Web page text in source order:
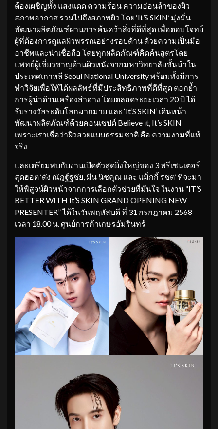
ต้องเผชิญทั้ง แสงแดด ความร้อน ความอ่อนล้าของผิว
สภาพอากาศ รวมไปถึงสภาพผิว โดย ‘It’S SKIN’ มุ่งมั่น
พัฒนาผลิตภัณฑ์ผ่านการค้นคว้าสิ่งที่ดีที่สุด เพื่อตอบโจทย์
ผู้ที่ต้องการดูแลผิวพรรณอย่างรอบด้าน ด้วยความเป็นมือ
อาชีพและน่าเชื่อถือ โดยทุกผลิตภัณฑ์คิดค้นสูตรโดย
แพทย์ผู้เชี่ยวชาญด้านผิวหนังจากมหาวิทยาลัยชั้นนำใน
ประเทศเกาหลี Seoul National University พร้อมทั้งมีการ
ทำวิจัยเพื่อให้ได้ผลลัพธ์ที่มีประสิทธิภาพที่ดีที่สุด ตอกย้ำ
การผู้นำด้านเครื่องสำอาง โดยตลอดระยะเวลา 20 ปี ได้
รับรางวัลระดับโลกมากมาย และ ‘It’S SKIN’ เดินหน้า
พัฒนาผลิตภัณฑ์ด้วยคอนเซปต์ Believe it, It’s SKIN
เพราะเราเชื่อว่าผิวสวยแบบธรรมชาติ คือ ความงามที่แท้
จริง
และเตรียมพบกับงานเปิดตัวสุดยิ่งใหญ่ของ 3 พรีเซนเตอร์
สุดฮอต ‘ดัง ณัฎฐ์ฐชัย, มีน นิชคุณ และ แม็กกี้ รชต’ ที่จะมา
ให้พิสูจน์ผิวหน้าจากการเลือกตัวช่วยที่มั่นใจ ในงาน “IT’S
BETTER WITH It’S SKIN GRAND OPENING NEW
PRESENTER” ได้ในวันพฤหัสบดี ที่ 31 กรกฎาคม 2568
เวลา 18.00 น. ศูนย์การค้าเกษรอัมรินทร์